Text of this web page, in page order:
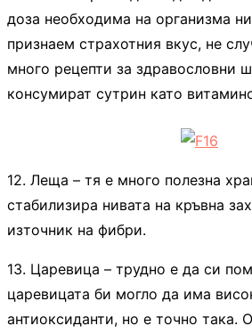
доза необходима на организма
признаем страхотния вкус, не
много рецепти за здравословни
консумират сутрин като
12. Леща – тя е много полезна
стабилизира нивата на кръвна
източник на фибри.
13. Царевица – трудно е да си
царевицата би могло да има
антиоксиданти, но е точно така.